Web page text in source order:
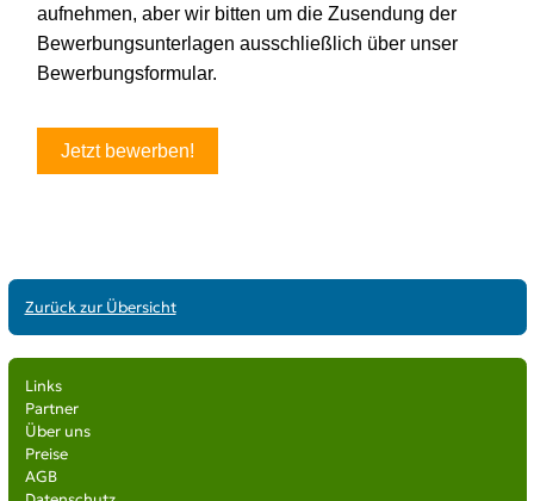
Zurück zur Übersicht
Links
Partner
Über uns
Preise
AGB